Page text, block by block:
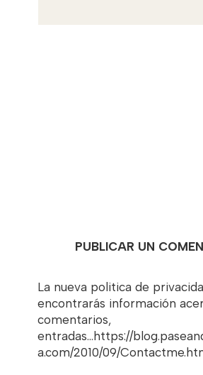
PUBLICAR UN
La nueva politica de
encontrarás información
comentarios,
entradas...https://
a.com/2010/09/